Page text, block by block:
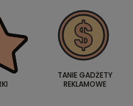
TANIE GADŻETY
REKLAMOWE